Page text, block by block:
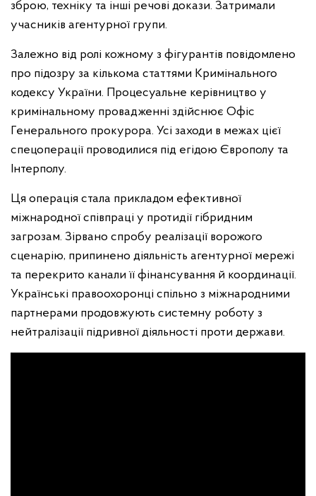
зброю, техніку та інші речові докази. Затримали
учасників агентурної групи.
Залежно від ролі кожному з фігурантів повідомлено
про підозру за кількома статтями Кримінального
кодексу України. Процесуальне керівництво у
кримінальному провадженні здійснює Офіс
Генерального прокурора. Усі заходи в межах цієї
спецоперації проводилися під егідою Європолу та
Інтерполу.
Ця операція стала прикладом ефективної
міжнародної співпраці у протидії гібридним
загрозам. Зірвано спробу реалізації ворожого
сценарію, припинено діяльність агентурної мережі
та перекрито канали її фінансування й координації.
Українські правоохоронці спільно з міжнародними
партнерами продовжують системну роботу з
нейтралізації підривної діяльності проти держави.